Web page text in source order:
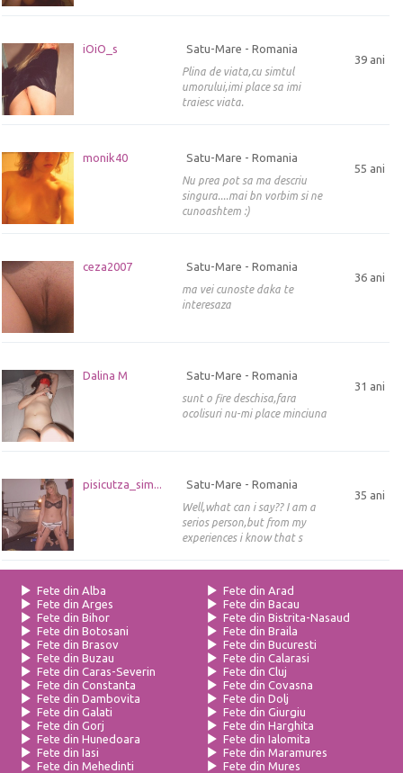
iOiO_s
39 ani
Satu-Mare - Romania
Plina de viata,cu simtul
umorului,imi place sa imi
traiesc viata.
monik40
55 ani
Satu-Mare - Romania
Nu prea pot sa ma descriu
singura....mai bn vorbim si ne
cunoashtem :)
ceza2007
36 ani
Satu-Mare - Romania
ma vei cunoste daka te
interesaza
Dalina M
31 ani
Satu-Mare - Romania
sunt o fire deschisa,fara
ocolisuri nu-mi place minciuna
pisicutza_sim...
35 ani
Satu-Mare - Romania
Well,what can i say?? I am a
serios person,but from my
experiences i know that s
Fete din Alba
Fete din Arad
Fete din Arges
Fete din Bacau
Fete din Bihor
Fete din Bistrita-Nasaud
Fete din Botosani
Fete din Braila
Fete din Brasov
Fete din Bucuresti
Fete din Buzau
Fete din Calarasi
Fete din Caras-Severin
Fete din Cluj
Fete din Constanta
Fete din Covasna
Fete din Dambovita
Fete din Dolj
Fete din Galati
Fete din Giurgiu
Fete din Gorj
Fete din Harghita
Fete din Hunedoara
Fete din Ialomita
Fete din Iasi
Fete din Maramures
Fete din Mehedinti
Fete din Mures